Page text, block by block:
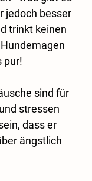
jedoch besser
trinkt keinen
pur!
sind für
stressen
dass er
ängstlich